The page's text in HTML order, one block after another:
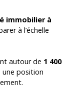
immobilier à
à l’échelle
autour de 1 400
une position